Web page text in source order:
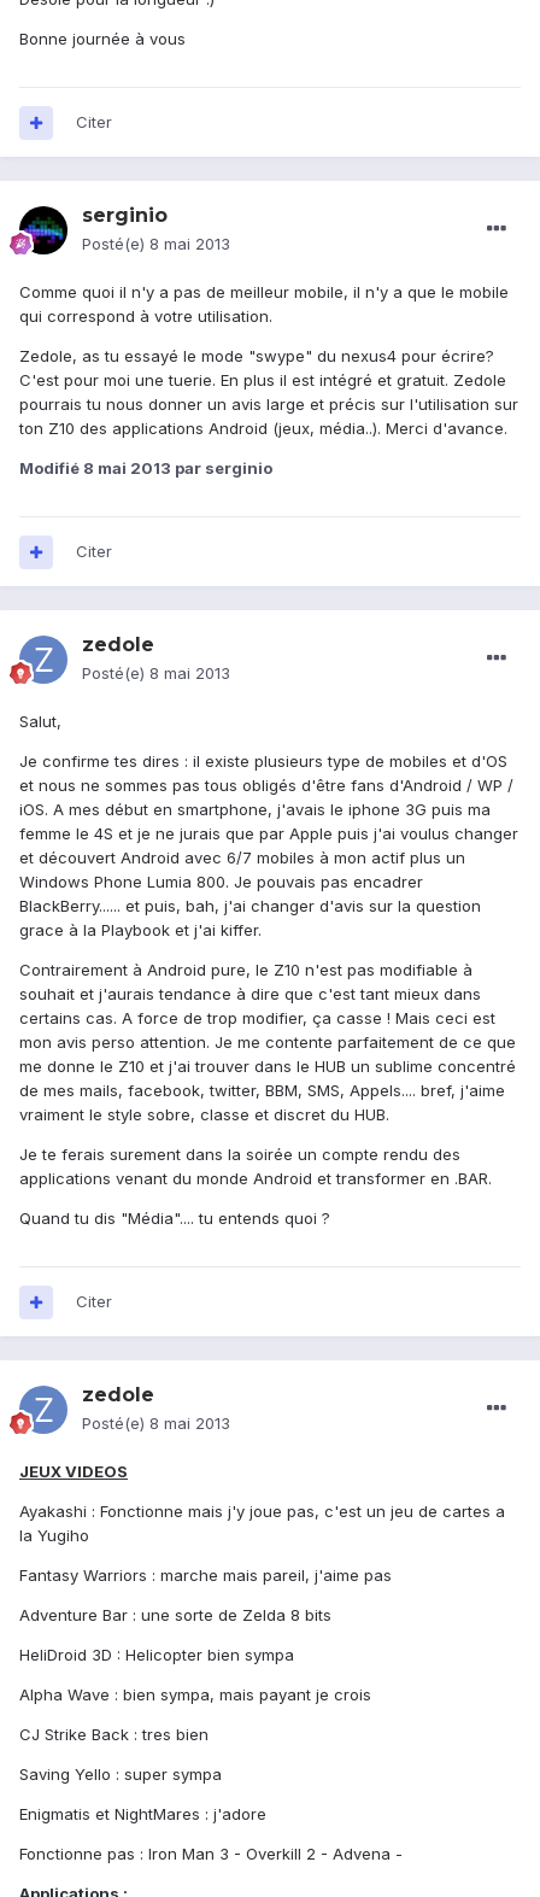
Bonne journée à vous
Citer
serginio
Posté(e) 8 mai 2013
Comme quoi il n'y a pas de meilleur mobile, il n'y a que le mobile
qui correspond à votre utilisation.
Zedole, as tu essayé le mode "swype" du nexus4 pour écrire?
C'est pour moi une tuerie. En plus il est intégré et gratuit. Zedole
pourrais tu nous donner un avis large et précis sur l'utilisation sur
ton Z10 des applications Android (jeux, média..). Merci d'avance.
Modifié 8 mai 2013 par serginio
Citer
zedole
Posté(e) 8 mai 2013
Salut,
Je confirme tes dires : il existe plusieurs type de mobiles et d'OS
et nous ne sommes pas tous obligés d'être fans d'Android / WP /
iOS. A mes début en smartphone, j'avais le iphone 3G puis ma
femme le 4S et je ne jurais que par Apple puis j'ai voulus changer
et découvert Android avec 6/7 mobiles à mon actif plus un
Windows Phone Lumia 800. Je pouvais pas encadrer
BlackBerry...... et puis, bah, j'ai changer d'avis sur la question
grace à la Playbook et j'ai kiffer.
Contrairement à Android pure, le Z10 n'est pas modifiable à
souhait et j'aurais tendance à dire que c'est tant mieux dans
certains cas. A force de trop modifier, ça casse ! Mais ceci est
mon avis perso attention. Je me contente parfaitement de ce que
me donne le Z10 et j'ai trouver dans le HUB un sublime concentré
de mes mails, facebook, twitter, BBM, SMS, Appels.... bref, j'aime
vraiment le style sobre, classe et discret du HUB.
Je te ferais surement dans la soirée un compte rendu des
applications venant du monde Android et transformer en .BAR.
Quand tu dis "Média".... tu entends quoi ?
Citer
zedole
Posté(e) 8 mai 2013
JEUX VIDEOS
Ayakashi : Fonctionne mais j'y joue pas, c'est un jeu de cartes a
la Yugiho
Fantasy Warriors : marche mais pareil, j'aime pas
Adventure Bar : une sorte de Zelda 8 bits
HeliDroid 3D : Helicopter bien sympa
Alpha Wave : bien sympa, mais payant je crois
CJ Strike Back : tres bien
Saving Yello : super sympa
Enigmatis et NightMares : j'adore
Fonctionne pas : Iron Man 3 - Overkill 2 - Advena -